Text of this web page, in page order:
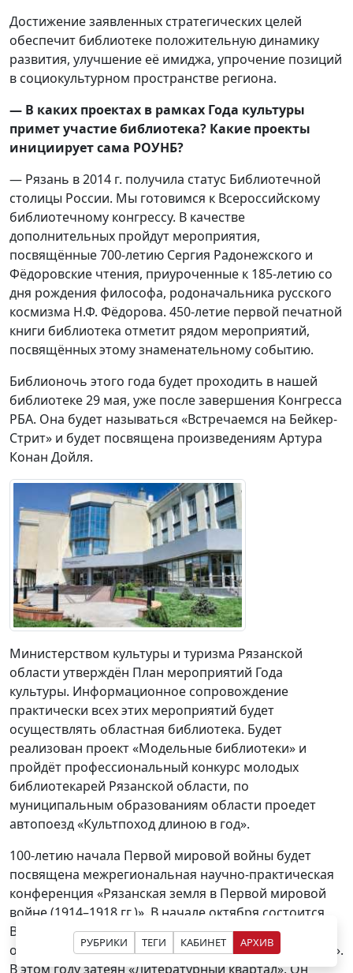
РУБРИКИ ТЕГИ КАБИНЕТ АРХИВ
Достижение заявленных стратегических целей
обеспечит библиотеке положительную динамику
развития, улучшение её имиджа, упрочение позиций
в социокультурном пространстве региона.
— В каких проектах в рамках Года культуры
примет участие библиотека? Какие проекты
инициирует сама РОУНБ?
— Рязань в 2014 г. получила статус Библиотечной
столицы России. Мы готовимся к Всероссийскому
библиотечному конгрессу. В качестве
дополнительных пройдут мероприятия,
посвящённые 700-летию Сергия Радонежского и
Фёдоровские чтения, приуроченные к 185-летию со
дня рождения философа, родоначальника русского
космизма Н.Ф. Фёдорова. 450-летие первой печатной
книги библиотека отметит рядом мероприятий,
посвящённых этому знаменательному событию.
Библионочь этого года будет проходить в нашей
библиотеке 29 мая, уже после завершения Конгресса
РБА. Она будет называться «Встречаемся на Бейкер-
Стрит» и будет посвящена произведениям Артура
Конан Дойля.
Министерством культуры и туризма Рязанской
области утверждён План мероприятий Года
культуры. Информационное сопровождение
практически всех этих мероприятий будет
осуществлять областная библиотека. Будет
реализован проект «Модельные библиотеки» и
пройдёт профессиональный конкурс молодых
библиотекарей Рязанской области, по
муниципальным образованиям области проедет
автопоезд «Культпоход длиною в год».
100-летию начала Первой мировой войны будет
посвящена межрегиональная научно-практическая
конференция «Рязанская земля в Первой мировой
войне (1914–1918 гг.)». В начале октября состоится
Всероссийский есенинский праздник поэзии. Будет
осуществлён молодёжный проект «PROЛермонтова».
В этом году затеян «Литературный квартал». Он